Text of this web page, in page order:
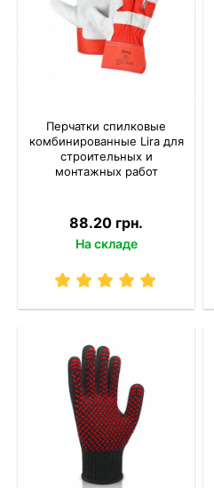
Перчатки спилковые
комбинированные Lira для
строительных и
монтажных работ
88.20 грн.
На складе